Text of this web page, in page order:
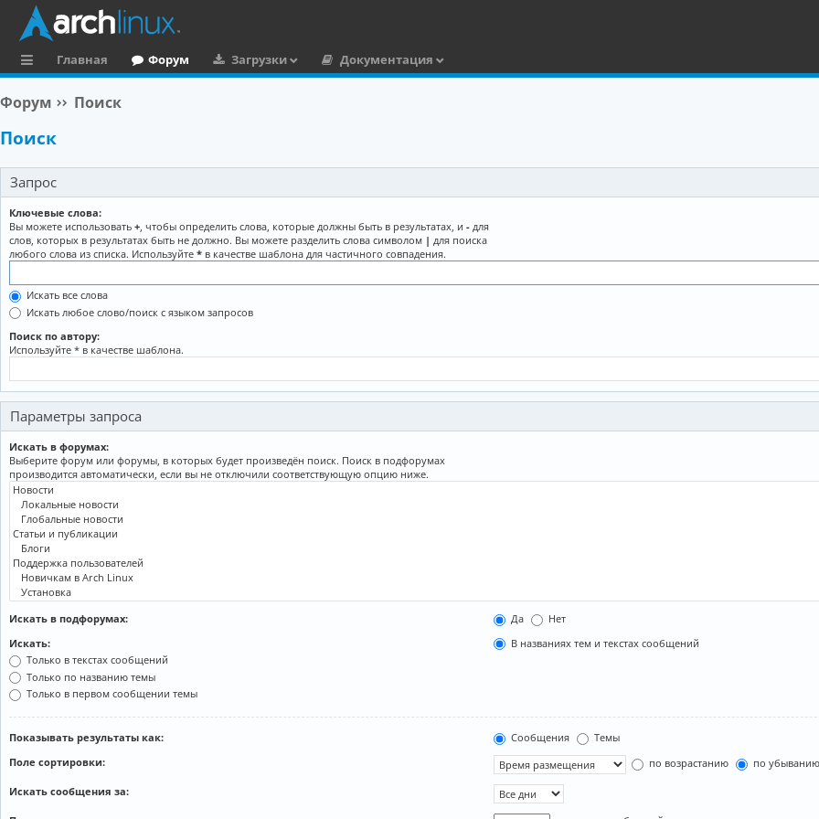
ы
л
к
и
Главная Форум Загрузки Документация
Форум Поиск
Поиск
Запрос
Ключевые слова:
Вы можете использовать +, чтобы определить слова, которые должны быть в результатах, и - для
слов, которых в результатах быть не должно. Вы можете разделить слова символом | для поиска
любого слова из списка. Используйте * в качестве шаблона для частичного совпадения.
Искать все слова
Искать любое слово/поиск с языком запросов
Поиск по автору:
Используйте * в качестве шаблона.
Параметры запроса
Искать в форумах:
Выберите форум или форумы, в которых будет произведён поиск. Поиск в подфорумах
производится автоматически, если вы не отключили соответствующую опцию ниже.
Искать в подфорумах: Да
Нет
Искать:
В названиях тем и текстах сообщений
Только в текстах сообщений
Только по названию темы
Только в первом сообщении темы
Показывать результаты как: Сообщения
Темы
Поле сортировки:
по возрастанию по убыванию
Искать сообщения за: